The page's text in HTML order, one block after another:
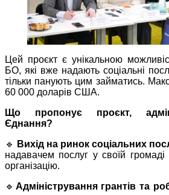
Цей проєкт є унікальною
БО, які вже надають соціальні
тільки панують цим займатись.
60 000 доларів США.
Що пропонує проєкт,
Єднання?
🔹
Вихід на ринок соціальних
надавачем послуг у своїй
організацію.
🔹 Адміністрування грантів та